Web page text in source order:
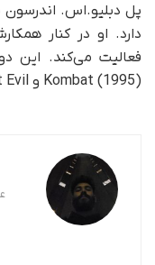
پل دبلیو.اس. اندرسون
دارد. او در کنار
Kombat (1995) و Resident Evil نیز کار کرده‌اند.